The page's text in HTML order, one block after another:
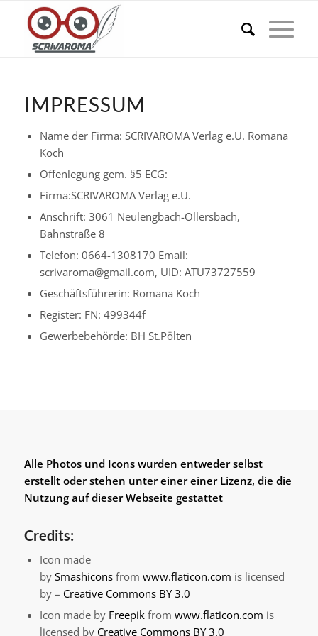
IMPRESSUM
Name der Firma: SCRIVAROMA Verlag e.U. Romana
Koch
Offenlegung gem. §5 ECG:
Firma:SCRIVAROMA Verlag e.U.
Anschrift: 3061 Neulengbach-Ollersbach,
Bahnstraße 8
Telefon: 0664-1308170 Email:
scrivaroma@gmail.com, UID: ATU73727559
Geschäftsführerin: Romana Koch
Register: FN: 499344f
Gewerbebehörde: BH St.Pölten
Alle Photos und Icons wurden entweder selbst
erstellt oder stehen unter einer einer Lizenz, die die
Nutzung auf dieser Webseite gestattet
Credits:
Icon made
by Smashiconsfrom www.flaticon.com is licensed
by – Creative Commons BY 3.0
Icon made by Freepikfrom www.flaticon.com is
licensed by Creative Commons BY 3.0